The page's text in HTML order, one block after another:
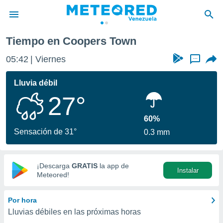
de
ha
para
que se
calidad.
a este
las
y
digital
basada
Tiempo en Coopers Town
05:42 Viernes ...
Lluvia débil
27°
Sensación de 31°
60%
0.3 mm
¡Descarga GRATIS la app de
Meteored!
Instalar
Por hora
Lluvias débiles en las próximas horas